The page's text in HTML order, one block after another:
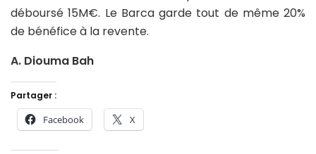
déboursé 15M€. Le Barca garde tout de même 20%
de bénéfice à la revente.
A. Diouma Bah
Partager :
Facebook X